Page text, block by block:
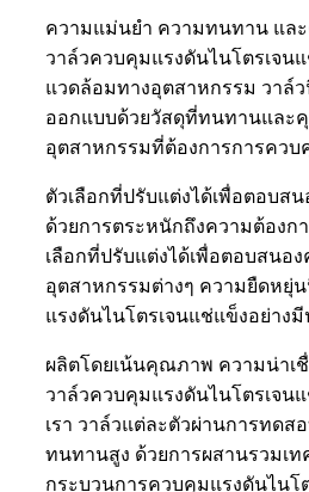
ความแม่นยำ ความทนทาน แล
วาล์วควบคุมแรงดันไนโตรเจน
แวดล้อมทางอุตสาหกรรม วาล์
ออกแบบด้วยวัสดุที่ทนทานและ
อุตสาหกรรมที่ต้องการการคว
ตัวเลือกที่ปรับแต่งได้เพื่อตอบส
ด้วยการตระหนักถึงความต้องก
เลือกที่ปรับแต่งได้เพื่อตอบสนอ
อุตสาหกรรมต่างๆ ความยืดหยุ่
แรงดันไนโตรเจนแช่แข็งอย่าง
ผลิตโดยเน้นคุณภาพ ความน่าเ
วาล์วควบคุมแรงดันไนโตรเจ
เรา วาล์วแต่ละตัวผ่านการทด
ทนทานสูง ด้วยการผสานรวมเ
กระบวนการควบคุมแรงดันไนโ